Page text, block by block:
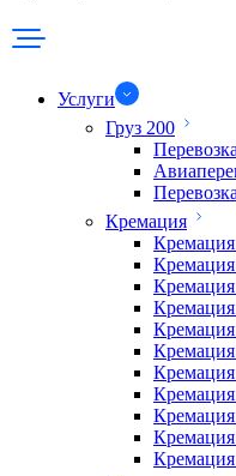
Услуги
Груз 200
Кремация
Кремация
Кремация